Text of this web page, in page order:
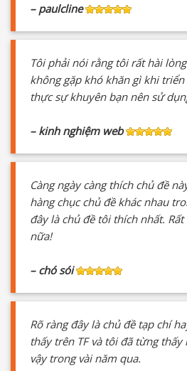
– paulcline
Tôi phải nói rằng tôi rất hài
không gặp khó khăn gì khi
thực sự khuyên bạn nên sử
– kinh nghiệm web
Càng ngày càng thích chủ đề
hàng chục chủ đề khác nhau
đây là chủ đề tôi thích nhất.
nữa!
– chó sói
Rõ ràng đây là chủ đề tạp chí
thấy trên TF và tôi đã từng
vậy trong vài năm qua.